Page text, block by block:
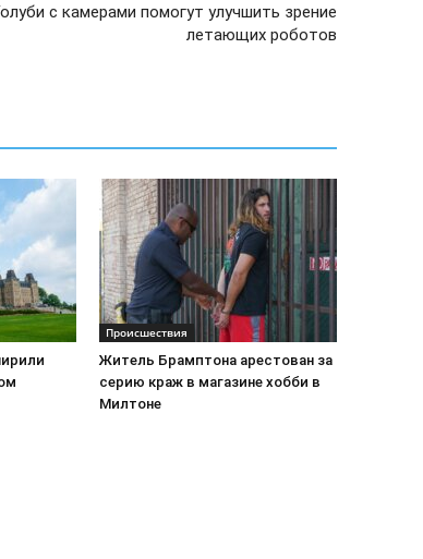
с камерами помогут улучшить зрение
летающих роботов
Происшествия
Житель Брамптона арестован за
серию краж в магазине хобби в
Милтоне